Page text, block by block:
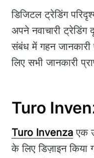
डिजिटल ट्रेडिंग
अपने नवाचारी
संबंध में गहन
लिए सभी जानकारी
Turo
Turo Invenza एक
के लिए डिज़ाइन किया